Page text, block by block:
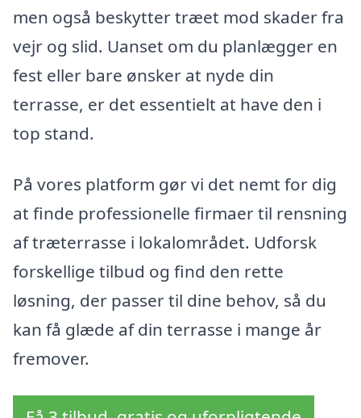
men også beskytter træet mod skader fra
vejr og slid. Uanset om du planlægger en
fest eller bare ønsker at nyde din
terrasse, er det essentielt at have den i
top stand.
På vores platform gør vi det nemt for dig
at finde professionelle firmaer til rensning
af træterrasse i lokalområdet. Udforsk
forskellige tilbud og find den rette
løsning, der passer til dine behov, så du
kan få glæde af din terrasse i mange år
fremover.